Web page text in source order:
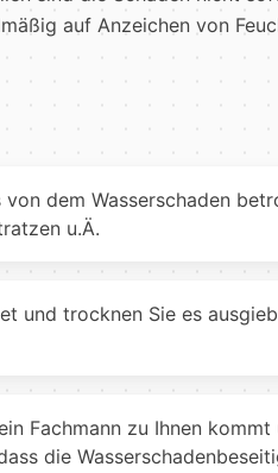
auf Anzeichen von
dem Wasserschaden
u.Ä.
und trocknen Sie es
Fachmann zu Ihnen kommt
die